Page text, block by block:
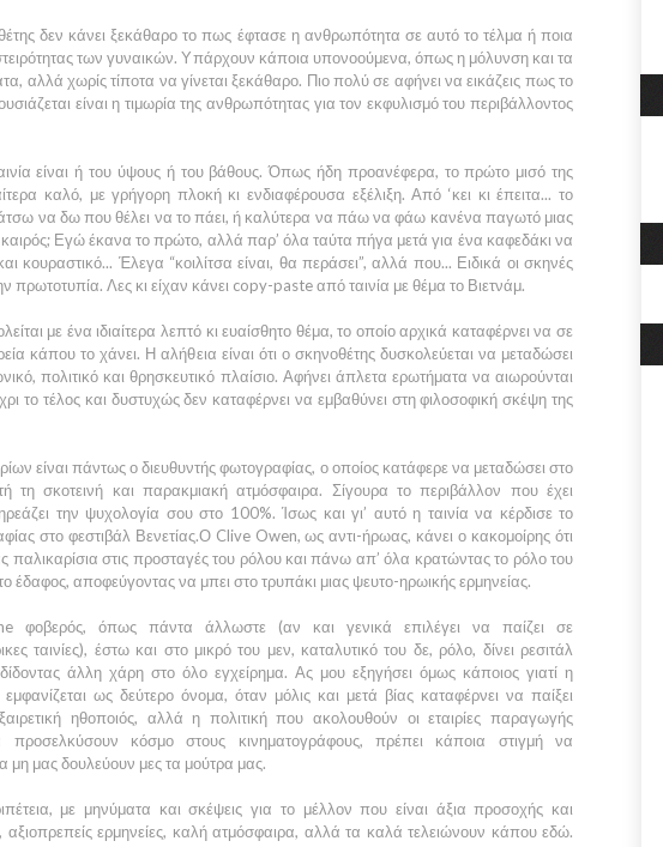
δεν κάνει ξεκάθαρο το πως έφτασε η ανθρωπότητα σε αυτό το τέλμα ή ποια
στειρότητας των γυναικών. Υπάρχουν κάποια υπονοούμενα, όπως η μόλυνση και τα
αλλά χωρίς τίποτα να γίνεται ξεκάθαρο. Πιο πολύ σε αφήνει να εικάζεις πως το
είναι η τιμωρία της ανθρωπότητας για τον εκφυλισμό του περιβάλλοντος
είναι ή του ύψους ή του βάθους. Όπως ήδη προανέφερα, το πρώτο μισό της
καλό, με γρήγορη πλοκή κι ενδιαφέρουσα εξέλιξη. Από ‘κει κι έπειτα... το
να δω που θέλει να το πάει, ή καλύτερα να πάω να φάω κανένα παγωτό μιας
καιρός; Εγώ έκανα το πρώτο, αλλά παρ’ όλα ταύτα πήγα μετά για ένα καφεδάκι να
κουραστικό... Έλεγα “κοιλίτσα είναι, θα περάσει”, αλλά που... Ειδικά οι σκηνές
πρωτοτυπία. Λες κι είχαν κάνει copy-paste από ταινία με θέμα το Βιετνάμ.
με ένα ιδιαίτερα λεπτό κι ευαίσθητο θέμα, το οποίο αρχικά καταφέρνει να σε
κάπου το χάνει. Η αλήθεια είναι ότι ο σκηνοθέτης δυσκολεύεται να μεταδώσει
πολιτικό και θρησκευτικό πλαίσιο. Αφήνει άπλετα ερωτήματα να αιωρούνται
το τέλος και δυστυχώς δεν καταφέρνει να εμβαθύνει στη φιλοσοφική σκέψη της
είναι πάντως ο διευθυντής φωτογραφίας, ο οποίος κατάφερε να μεταδώσει στο
τη σκοτεινή και παρακμιακή ατμόσφαιρα. Σίγουρα το περιβάλλον που έχει
την ψυχολογία σου στο 100%. Ίσως και γι’ αυτό η ταινία να κέρδισε το
στο φεστιβάλ Βενετίας.Ο Clive Owen, ως αντι-ήρωας, κάνει ο κακομοίρης ότι
παλικαρίσια στις προσταγές του ρόλου και πάνω απ’ όλα κρατώντας το ρόλο του
έδαφος, αποφεύγοντας να μπει στο τρυπάκι μιας ψευτο-ηρωικής ερμηνείας.
φοβερός, όπως πάντα άλλωστε (αν και γενικά επιλέγει να παίζει σε
ταινίες), έστω και στο μικρό του μεν, καταλυτικό του δε, ρόλο, δίνει ρεσιτάλ
άλλη χάρη στο όλο εγχείρημα. Ας μου εξηγήσει όμως κάποιος γιατί η
εμφανίζεται ως δεύτερο όνομα, όταν μόλις και μετά βίας καταφέρνει να παίξει
ηθοποιός, αλλά η πολιτική που ακολουθούν οι εταιρίες παραγωγής
προσελκύσουν κόσμο στους κινηματογράφους, πρέπει κάποια στιγμή να
μη μας δουλεύουν μες τα μούτρα μας.
με μηνύματα και σκέψεις για το μέλλον που είναι άξια προσοχής και
αξιοπρεπείς ερμηνείες, καλή ατμόσφαιρα, αλλά τα καλά τελειώνουν κάπου εδώ.